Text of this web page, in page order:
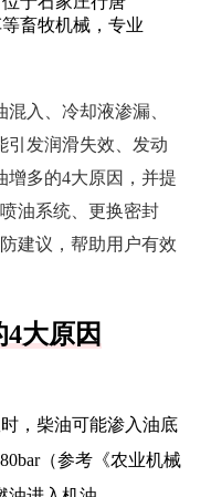
畜牧机械，专业
入、冷却液渗漏、
引发润滑失效、发动
增多的4大原因，并提
油系统、更换密封
建议，帮助用户有效
大原因
，柴油可能渗入油底
（参考《农业机械